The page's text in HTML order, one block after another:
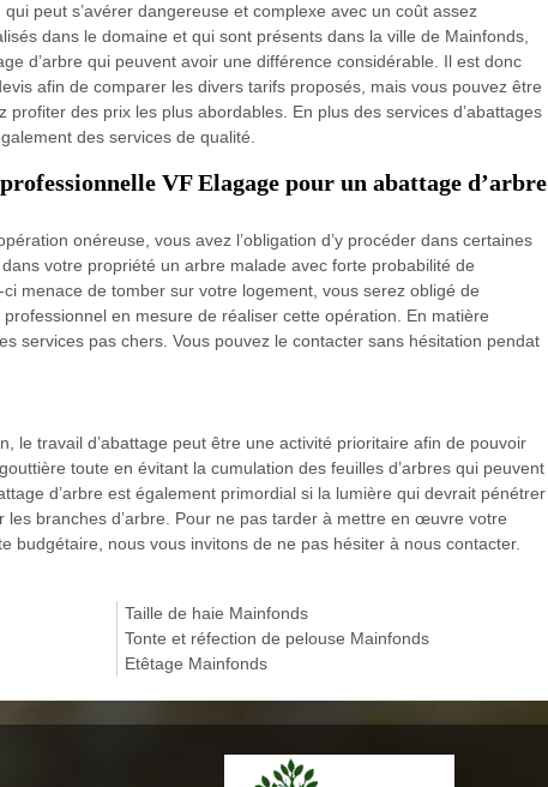
qui peut s’avérer dangereuse et complexe avec un coût assez
dans le domaine et qui sont présents dans la ville de Mainfonds,
d’arbre qui peuvent avoir une différence considérable. Il est donc
afin de comparer les divers tarifs proposés, mais vous pouvez être
profiter des prix les plus abordables. En plus des services d’abattages
des services de qualité.
VF Elagage pour un abattage d’arbre
onéreuse, vous avez l’obligation d’y procéder dans certaines
votre propriété un arbre malade avec forte probabilité de
menace de tomber sur votre logement, vous serez obligé de
en mesure de réaliser cette opération. En matière
services pas chers. Vous pouvez le contacter sans hésitation pendat
le travail d’abattage peut être une activité prioritaire afin de pouvoir
toute en évitant la cumulation des feuilles d’arbres qui peuvent
d’arbre est également primordial si la lumière qui devrait pénétrer
les branches d’arbre. Pour ne pas tarder à mettre en œuvre votre
budgétaire, nous vous invitons de ne pas hésiter à nous contacter.
Taille de haie Mainfonds
Tonte et réfection de pelouse Mainfonds
Etêtage Mainfonds